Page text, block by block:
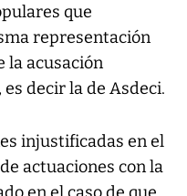
que
representación
la acusación
decir la de Asdeci.
injustificadas en el
actuaciones con la
en el caso de que